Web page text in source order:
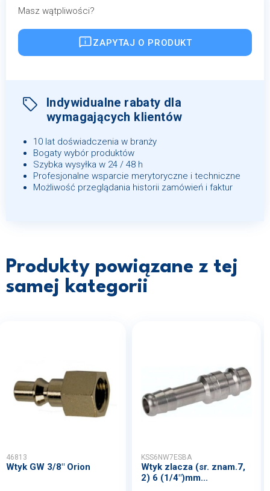
Masz wątpliwości?
ZAPYTAJ O PRODUKT
Indywidualne rabaty dla
wymagających klientów
10 lat doświadczenia w branży
Bogaty wybór produktów
Szybka wysyłka w 24 / 48 h
Profesjonalne wsparcie merytoryczne i techniczne
Możliwość przeglądania historii zamówień i faktur
Produkty powiązane z tej
samej kategorii
46813
Wtyk GW 3/8" Orion
KSS6NW7ESBA
Wtyk zlacza (sr. znam.7,
2) 6 (1/4")mm...